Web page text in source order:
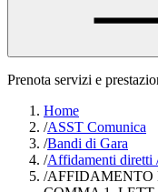
Prenota servizi e
Home
/ASST Comunica
/Bandi di Gara
/Affidamenti diretti
/AFFIDAMENTO